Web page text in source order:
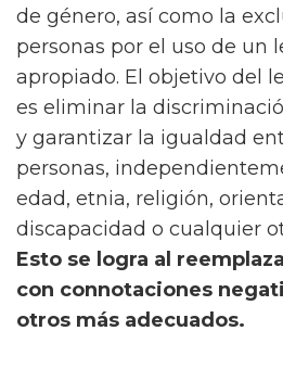
de género, así como la
personas por el uso de un
apropiado. El objetivo del
es eliminar la
y garantizar la igualdad
personas,
edad, etnia, religión,
discapacidad o cualquier
Esto se logra al
con connotaciones
otros más adecuados.